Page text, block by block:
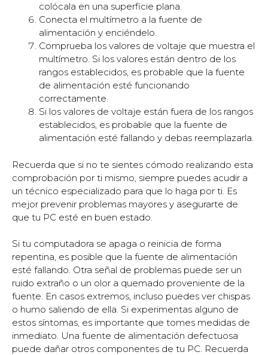
colócala en una superficie plana.
Conecta el multímetro a la fuente de
alimentación y enciéndelo.
Comprueba los valores de voltaje que muestra el
multímetro. Si los valores están dentro de los
rangos establecidos, es probable que la fuente
de alimentación esté funcionando
correctamente.
Si los valores de voltaje están fuera de los rangos
establecidos, es probable que la fuente de
alimentación esté fallando y debas reemplazarla.
Recuerda que si no te sientes cómodo realizando esta
comprobación por ti mismo, siempre puedes acudir a
un técnico especializado para que lo haga por ti. Es
mejor prevenir problemas mayores y asegurarte de
que tu PC esté en buen estado.
Si tu computadora se apaga o reinicia de forma
repentina, es posible que la fuente de alimentación
esté fallando. Otra señal de problemas puede ser un
ruido extraño o un olor a quemado proveniente de la
fuente. En casos extremos, incluso puedes ver chispas
o humo saliendo de ella. Si experimentas alguno de
estos síntomas, es importante que tomes medidas de
inmediato. Una fuente de alimentación defectuosa
puede dañar otros componentes de tu PC. Recuerda